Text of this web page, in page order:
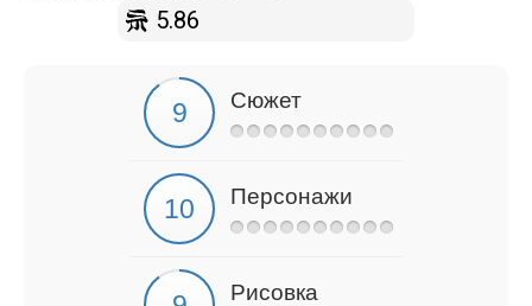
5.86
Сюжет
Персонажи
Рисовка